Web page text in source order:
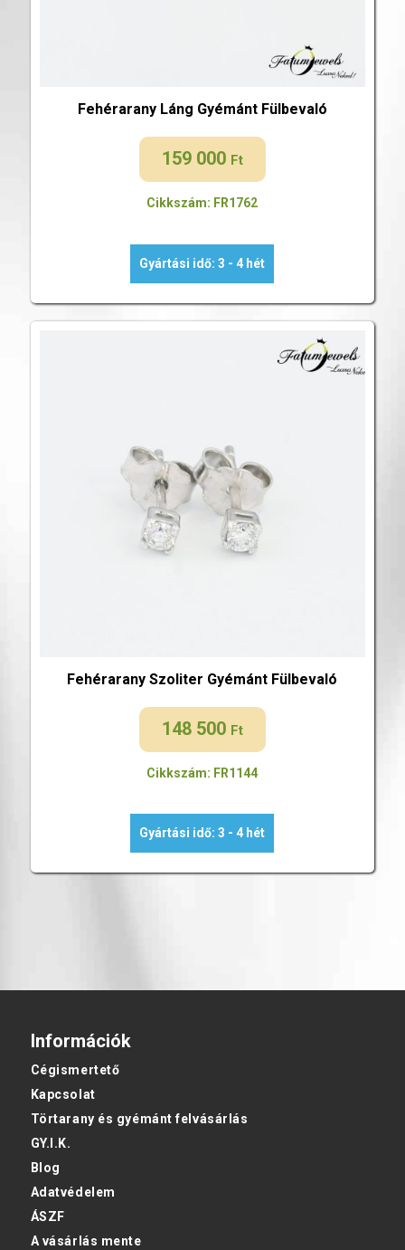
Fehérarany Láng Gyémánt Fülbevaló
159 000 Ft
Cikkszám: FR1762
Gyártási idő: 3 - 4 hét
Fehérarany Szoliter Gyémánt Fülbevaló
148 500 Ft
Cikkszám: FR1144
Gyártási idő: 3 - 4 hét
Információk
Cégismertető
Kapcsolat
Törtarany és gyémánt felvásárlás
GY.I.K.
Blog
Adatvédelem
ÁSZF
A vásárlás mente